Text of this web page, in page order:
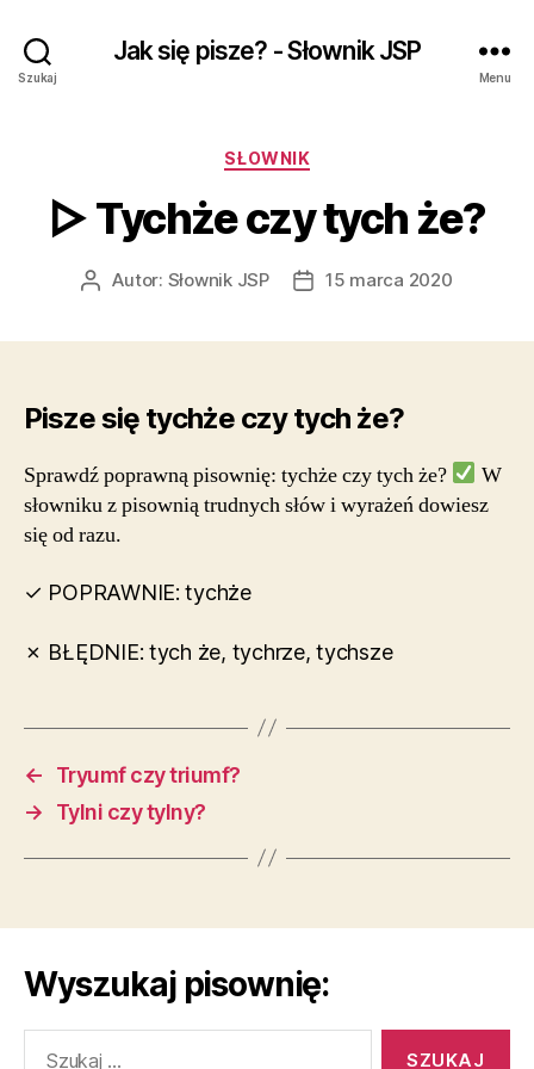
Szukaj
Jak się pisze? - Słownik JSP
Menu
Kategorie
SŁOWNIK
▷ Tychże czy tych że?
AutorAutor: Słownik JSP
Data15 marca 2020
Pisze się tychże czy tych że?
Sprawdź poprawną pisownię: tychże czy tych że?
W
słowniku z pisownią trudnych słów i wyrażeń dowiesz
się od razu.
✓ POPRAWNIE: tychże
✗ BŁĘDNIE: tych że, tychrze, tychsze
←
Tryumf czy triumf?
→
Tylni czy tylny?
Wyszukaj pisownię: